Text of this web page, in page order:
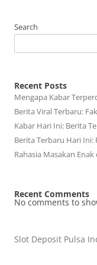
Search
Recent Posts
Mengapa Kabar
Berita Viral Terbaru:
Kabar Hari Ini: Berita
Berita Terbaru Hari
Rahasia Masakan
Recent Comments
No comments to
Slot Deposit Pulsa